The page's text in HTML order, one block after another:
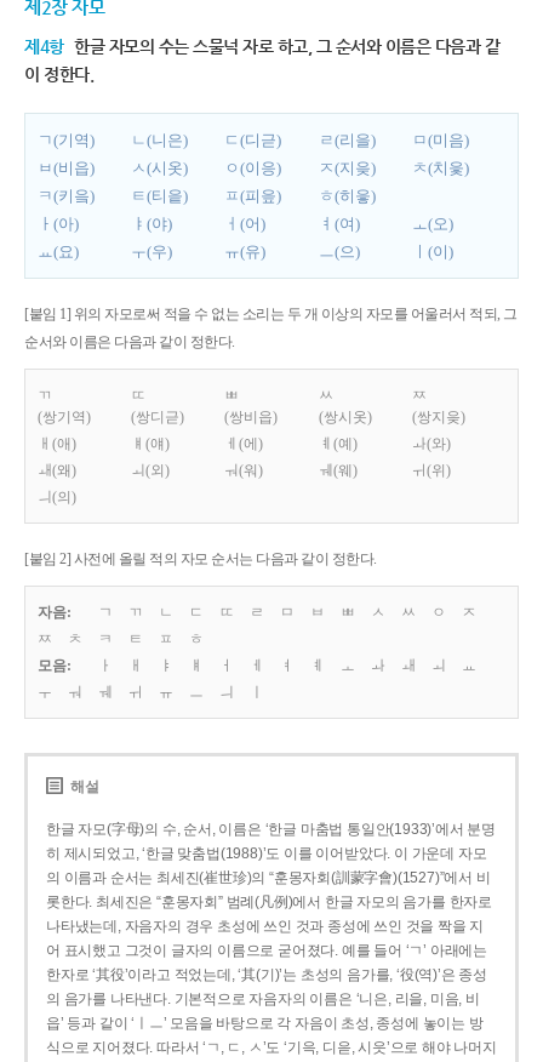
제2장 자모
제4항 한글 자모의 수는 스물넉 자로 하고, 그 순서와 이름은 다음과 같
이 정한다.
ㄱ(기역) ㄴ(니은) ㄷ(디귿) ㄹ(리을)
ㅁ(미음)
ㅂ(비읍)
ㅅ(시옷) ㅇ(이응) ㅈ(지읒)
ㅊ(치읓)
ㅋ(키읔)
ㅌ(티읕) ㅍ(피읖)
ㅎ(히읗)
ㅏ(아)
ㅑ(야) ㅓ(어) ㅕ(여)
ㅗ(오)
ㅛ(요)
ㅜ(우) ㅠ(유) ㅡ(으) ㅣ(이)
[붙임 1] 위의 자모로써 적을 수 없는 소리는 두 개 이상의 자모를 어울러서 적되, 그
순서와 이름은 다음과 같이 정한다.
ㄲ
(쌍기역)
ㄸ
(쌍디귿)
ㅃ
(쌍비읍)
ㅆ
(쌍시옷)
ㅉ
(쌍지읒)
ㅐ(애)
ㅒ(얘) ㅔ(에) ㅖ(예)
ㅘ(와)
ㅙ(왜)
ㅚ(외) ㅝ(워) ㅞ(웨)
ㅟ(위)
ㅢ(의)
[붙임 2] 사전에 올릴 적의 자모 순서는 다음과 같이 정한다.
자음: ㄱ ㄲ ㄴ ㄷ ㄸ ㄹ ㅁ ㅂ ㅃ ㅅ ㅆ ㅇ
ㅈ
ㅉ
ㅊ ㅋ ㅌ ㅍ
ㅎ
모음:
ㅏ ㅐ ㅑ ㅒ ㅓ ㅔ ㅕ ㅖ ㅗ ㅘ ㅙ ㅚ
ㅛ
ㅜ
ㅝ ㅞ ㅟ ㅠ ㅡ ㅢ
해설
한글 자모(字母)의 수, 순서, 이름은 ‘한글 마춤법 통일안(1933)’에서 분명
히 제시되었고, ‘한글 맞춤법(1988)’도 이를 이어받았다. 이 가운데 자모
의 이름과 순서는 최세진(崔世珍)의 “훈몽자회(訓蒙字會)(1527)”에서 비
롯한다. 최세진은 “훈몽자회” 범례(凡例)에서 한글 자모의 음가를 한자로
나타냈는데, 자음자의 경우 초성에 쓰인 것과 종성에 쓰인 것을 짝을 지
어 표시했고 그것이 글자의 이름으로 굳어졌다. 예를 들어 ‘ㄱ’ 아래에는
한자로 ‘其役’이라고 적었는데, ‘其(기)’는 초성의 음가를, ‘役(역)’은 종성
의 음가를 나타낸다. 기본적으로 자음자의 이름은 ‘니은, 리을, 미음, 비
읍’ 등과 같이 ‘ㅣㅡ’ 모음을 바탕으로 각 자음이 초성, 종성에 놓이는 방
식으로 지어졌다. 따라서 ‘ㄱ, ㄷ, ㅅ’도 ‘기윽, 디읃, 시읏’으로 해야 나머지